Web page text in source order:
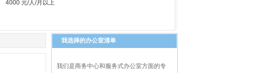
4000 元/人/月以上
我选择的办公室清单
我们是商务中心和服务式办公室方面的专